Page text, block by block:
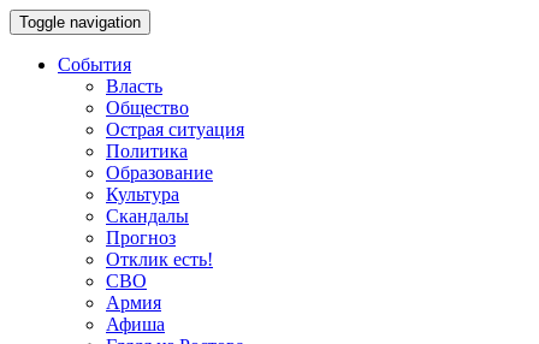
Toggle navigation
События
Власть
Общество
Острая ситуация
Политика
Образование
Культура
Скандалы
Прогноз
Отклик есть!
СВО
Армия
Афиша